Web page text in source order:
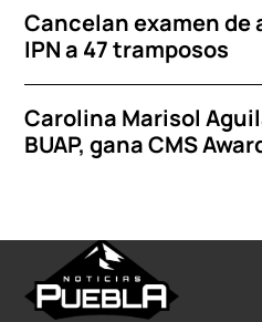
Cancelan examen de
IPN a 47 tramposos
Carolina Marisol
BUAP, gana CMS